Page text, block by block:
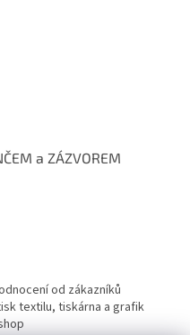
a ZÁZVOREM
od zákazníků
textilu, tiskárna a grafik